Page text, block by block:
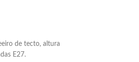
de tecto, altura
E27.